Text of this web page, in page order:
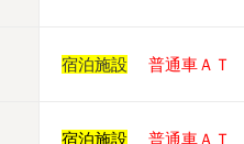
宿泊施設 普通車ＡＴ
宿泊施設 普通車ＡＴ